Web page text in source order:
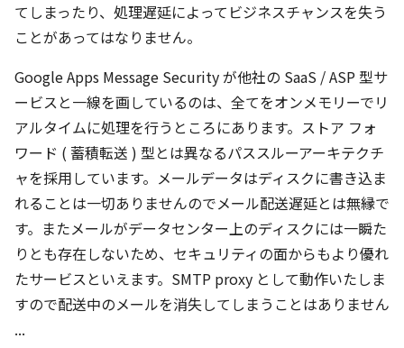
てしまったり、処理遅延によってビジネスチャンスを失う
ことがあってはなりません。
Google Apps Message Security が他社の SaaS / ASP 型サ
ービスと一線を画しているのは、全てをオンメモリーでリ
アルタイムに処理を行うところにあります。ストア フォ
ワード ( 蓄積転送 ) 型とは異なるパススルーアーキテクチ
ャを採用しています。メールデータはディスクに書き込ま
れることは一切ありませんのでメール配送遅延とは無縁で
す。またメールがデータセンター上のディスクには一瞬た
りとも存在しないため、セキュリティの面からもより優れ
たサービスといえます。SMTP proxy として動作いたしま
すので配送中のメールを消失してしまうことはありません
...